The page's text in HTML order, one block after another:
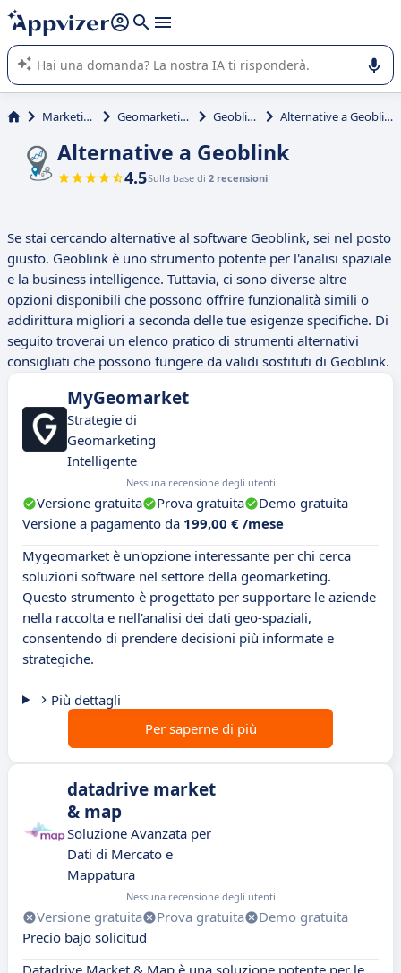
righe con
shift + enter
L'IA di Appvizer vi guida nell'utilizzo o nella scelta di un
software SaaS per la vostra azienda.
Marketing Geomarketing Geoblink Alternative a Geoblink
Alternative a Geoblink
4.5Sulla base di 2 recensioni
Se stai cercando alternative al software Geoblink, sei nel posto
giusto. Geoblink è uno strumento potente per l'analisi spaziale
e la business intelligence. Tuttavia, ci sono diverse altre
opzioni disponibili che possono offrire funzionalità simili o
addirittura migliori a seconda delle tue esigenze specifiche. Di
seguito troverai un elenco pratico di strumenti alternativi
consigliati che possono fungere da validi sostituti di Geoblink.
MyGeomarket
Strategie di
Geomarketing
Intelligente
Nessuna recensione degli utenti
Versione gratuita Prova gratuita
Demo gratuita
Versione a pagamento da 199,00 € /mese
Mygeomarket è un'opzione interessante per chi cerca
soluzioni software nel settore della geomarketing.
Questo strumento è progettato per supportare le aziende
nella raccolta e nell'analisi dei dati geo-spaziali,
consentendo di prendere decisioni più informate e
strategiche.
Più dettagli
Per saperne di più
datadrive market
& map
Soluzione Avanzata per
Dati di Mercato e
Mappatura
Nessuna recensione degli utenti
Versione gratuita Prova gratuita
Demo gratuita
Precio bajo solicitud